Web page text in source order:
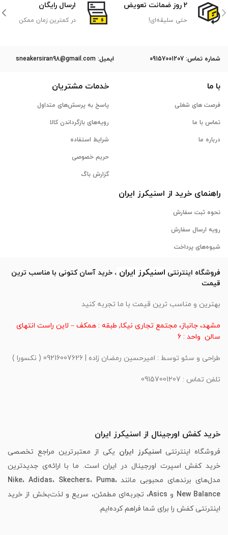
2 روز ضمانت تعویض
حتی سلیقه‌ای!
ارسال رایگان
در کمترین زمان ممکن
ﺷﻤﺎره ﺗﻤﺎس: 09157001207 ایمیل: sneakersiran98@gmail.com
با ما
فرصت های شغلی
تماس با ما
درباره ما
خدمات مشتریان
پاسخ به پرسش‌های متداول
رویه‌های بازگرداندن کالا
شرایط استفاده
حریم خصوصی
گزارش باگ
راهنمای خرید از اسنیکرز ایران
نحوه ثبت سفارش
رویه ارسال سفارش
شیوه‌های پرداخت
فروشگاه اینترنتی اسنیکرز ایران ، خرید آسان کتونی با مناسب ترین
قیمت
بهترین و مناسب ترین قیمت با ما تجربه کنید
مشهد، جانباز، مجتمع تجاری نیکا, طبقه : همکف – لاین راست انتهای
سالن واحد : 6
طراحی و سئو توسط : امیرحسین رمضان زاده | 09216007626 ( نکسورا )
تلفن تماس : 09157001207
خرید کفش اورجینال از اسنیکرز ایران
فروشگاه اینترنتی اسنیکرز ایران یکی از معتبرترین مراجع تخصصی
خرید کفش اسپرت اورجینال در ایران است. ما با ارائه‌ی جدیدترین
مدل‌های برندهای محبوبی مانند
Nike، Adidas، Skechers، Puma،
New Balance و Asics، تجربه‌ای مطمئن، سریع و لذت‌بخش از خرید
اینترنتی کفش را برای شما فراهم کرده‌ایم.